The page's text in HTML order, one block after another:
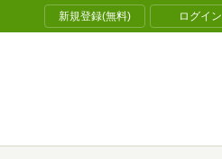
新規登録(無料) ログイン